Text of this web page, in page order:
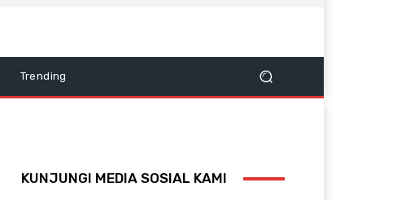
Trending
KUNJUNGI MEDIA SOSIAL KAMI